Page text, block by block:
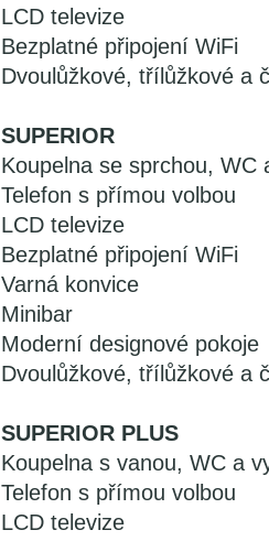
LCD televize
Bezplatné připojení WiFi
Dvoulůžkové, třílůžkové a
SUPERIOR
Koupelna se sprchou, WC
Telefon s přímou volbou
LCD televize
Bezplatné připojení WiFi
Varná konvice
Minibar
Moderní designové pokoje
Dvoulůžkové, třílůžkové a
SUPERIOR PLUS
Koupelna s vanou, WC a
Telefon s přímou volbou
LCD televize